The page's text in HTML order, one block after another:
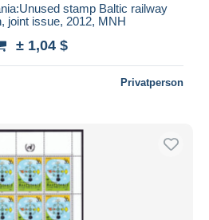
stamp Baltic railway
joint issue, 2012, MNH
± 1,04 $
Privatperson